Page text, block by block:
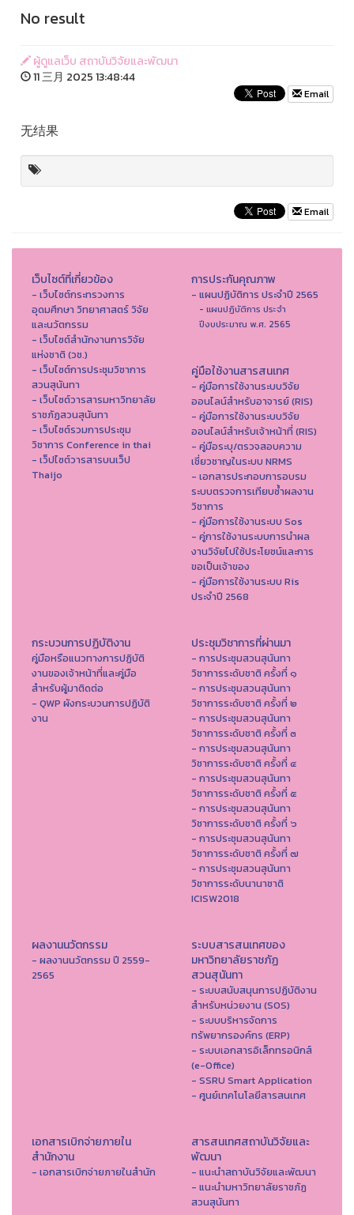
No result
ผู้ดูแลเว็บ สถาบันวิจัยและพัฒนา
11 三月 2025 13:48:44
Email
无结果
Email
เว็บไซต์ที่เกี่ยวข้อง
- เว็บไซต์กระทรวงการ
อุดมศึกษา วิทยาศาสตร์ วิจัย
และนวัตกรรม
- เว็บไซต์สำนักงานการวิจัย
แห่งชาติ (วช.)
- เว็บไซต์การประชุมวิชาการ
สวนสุนันทา
- เว็บไซต์วารสารมหาวิทยาลัย
ราชภัฏสวนสุนันทา
- เว็บไซต์รวมการประชุม
วิชาการ Conference in thai
- เว็ปไซต์วารสารบนเว็ป
Thaijo
การประกันคุณภาพ
- แผนปฏิบัติการ ประจำปี 2565
- แผนปฏิบัติการ ประจำ
ปีงบประมาณ พ.ศ. 2565
คู่มือใช้งานสารสนเทศ
- คู่มือการใช้งานระบบวิจัย
ออนไลน์สำหรับอาจารย์ (RIS)
- คู่มือการใช้งานระบบวิจัย
ออนไลน์สำหรับเจ้าหน้าที่ (RIS)
- คู่มือระบุ/ตรวจสอบความ
เชี่ยวชาญในระบบ NRMS
- เอกสารประกอบการอบรม
ระบบตรวจการเทียบซ้ำผลงาน
วิชาการ
- คู่มือการใช้งานระบบ Sos
- คู่การใช้งานระบบการนำผล
งานวิจัยไปใช้ประโยชน์และการ
ขอเป็นเจ้าของ
- คู่มือการใช้งานระบบ Ris
ประจำปี 2568
กระบวนการปฏิบัติงาน
คู่มือหรือแนวทางการปฏิบัติ
งานของเจ้าหน้าที่และคู่มือ
สำหรับผู้มาติดต่อ
- QWP ผังกระบวนการปฏิบัติ
งาน
ประชุมวิชาการที่ผ่านมา
- การประชุมสวนสุนันทา
วิชาการระดับชาติ ครั้งที่ ๑
- การประชุมสวนสุนันทา
วิชาการระดับชาติ ครั้งที่ ๒
- การประชุมสวนสุนันทา
วิชาการระดับชาติ ครั้งที่ ๓
- การประชุมสวนสุนันทา
วิชาการระดับชาติ ครั้งที่ ๔
- การประชุมสวนสุนันทา
วิชาการระดับชาติ ครั้งที่ ๕
- การประชุมสวนสุนันทา
วิชาการระดับชาติ ครั้งที่ ๖
- การประชุมสวนสุนันทา
วิชาการระดับชาติ ครั้งที่ ๗
- การประชุมสวนสุนันทา
วิชาการระดับนานาชาติ
ICISW2018
ผลงานนวัตกรรม
- ผลงานนวัตกรรม ปี 2559-
2565
ระบบสารสนเทศของ
มหาวิทยาลัยราชภัฏ
สวนสุนันทา
- ระบบสนับสนุนการปฏิบัติงาน
สำหรับหน่วยงาน (SOS)
- ระบบบริหารจัดการ
ทรัพยากรองค์กร (ERP)
- ระบบเอกสารอิเล็กทรอนิกส์
(e-Office)
- SSRU Smart Application
- ศูนย์เทคโนโลยีสารสนเทศ
เอกสารเบิกจ่ายภายใน
สำนักงาน
- เอกสารเบิกจ่ายภายในสำนัก
สารสนเทศสถาบันวิจัยและ
พัฒนา
- แนะนำสถาบันวิจัยและพัฒนา
- แนะนำมหาวิทยาลัยราชภัฏ
สวนสุนันทา